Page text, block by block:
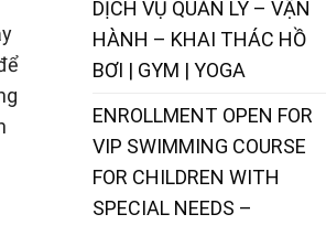
DỊCH VỤ QUẢN LÝ – VẬN
HÀNH – KHAI THÁC HỒ
BƠI | GYM | YOGA
ENROLLMENT OPEN FOR
VIP SWIMMING COURSE
FOR CHILDREN WITH
SPECIAL NEEDS –